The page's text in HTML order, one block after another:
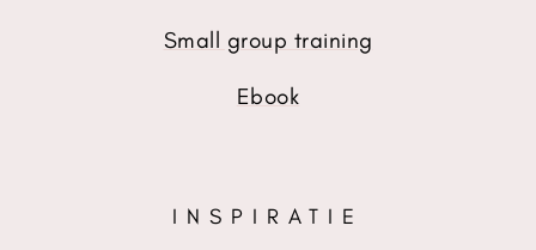
Small group training
Ebook
INSPIRATIE